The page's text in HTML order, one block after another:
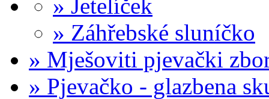
» Jetelíček
» Záhřebské sluníčko
» Mješoviti pjevački
» Pjevačko - glazbena